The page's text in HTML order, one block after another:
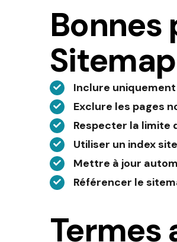
Bonnes
Inclure uniquement
Exclure les pages
Respecter la limite
Utiliser un index
Mettre à jour
Référencer le
Termes